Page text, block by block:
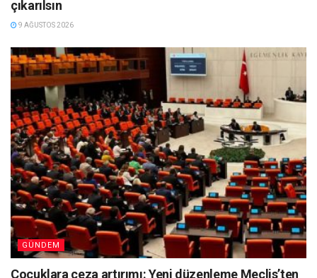
çıkarılsın
9 AĞUSTOS 2026
GÜNDEM
Çocuklara ceza artırımı: Yeni düzenleme Meclis’ten